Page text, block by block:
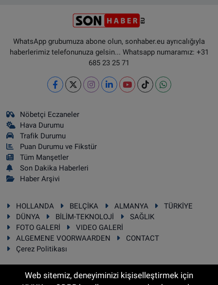
WhatsApp grubumuza abone olun, sonhaber.eu ayrıcalığıyla
haberlerimiz telefonunuza gelsin... Whatsapp numaramız: +31
685 23 25 71
Nöbetçi Eczaneler
Hava Durumu
Trafik Durumu
Puan Durumu ve Fikstür
Tüm Manşetler
Son Dakika Haberleri
Haber Arşivi
HOLLANDA BELÇİKA ALMANYA
TÜRKİYE
DÜNYA
BİLİM-TEKNOLOJİ
SAĞLIK
FOTO GALERİ
VIDEO GALERİ
ALGEMENE VOORWAARDEN
CONTACT
Çerez Politikası
Web sitemiz, deneyiminizi kişiselleştirmek için